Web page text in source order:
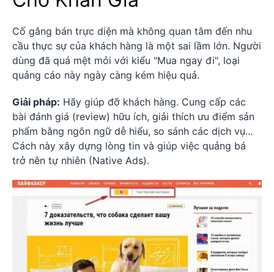
Cố gắng bán trực diện mà không quan tâm đến nhu
cầu thực sự của khách hàng là một sai lầm lớn. Người
dùng đã quá mệt mỏi với kiểu "Mua ngay đi", loại
quảng cáo này ngày càng kém hiệu quả.
Giải pháp: Hãy giúp đỡ khách hàng. Cung cấp các
bài đánh giá (review) hữu ích, giải thích ưu điểm sản
phẩm bằng ngôn ngữ dễ hiểu, so sánh các dịch vụ...
Cách này xây dựng lòng tin và giúp việc quảng bá
trở nên tự nhiên (Native Ads).